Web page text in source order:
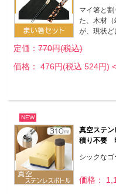
マイ箸と
た、木材
が、現状ど
定価： 770円(税込)
価格： 476円(税込 524円)
NEW
真空ステ
積り不要
シックな
価格：